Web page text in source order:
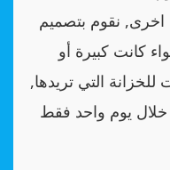
اخرى, نقوم بتصميم
كانت كبيرة أو
التي تريدها,